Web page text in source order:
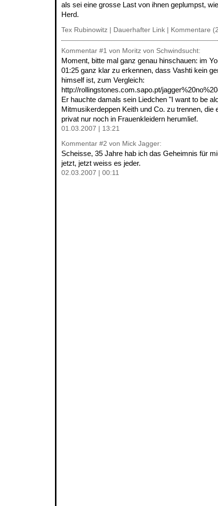
als sei eine grosse Last von ihnen geplumpst,
Herd.
Tex Rubinowitz | Dauerhafter Link Kommentare
Kommentar #1 von Moritz von Schwindsucht:
Moment, bitte mal ganz genau hinschauen: im
01:25 ganz klar zu erkennen, dass Vashti kein
himself ist, zum Vergleich:
http://rollingstones.com.sapo.pt/
Er hauchte damals sein Liedchen "I want to be
Mitmusikerdeppen Keith und Co. zu trennen, die
privat nur noch in Frauenkleidern herumlief.
01.03.2007 | 13:21
Kommentar #2 von Mick Jagger:
Scheisse, 35 Jahre hab ich das Geheimnis für
jetzt, jetzt weiss es jeder.
02.03.2007 | 00:11